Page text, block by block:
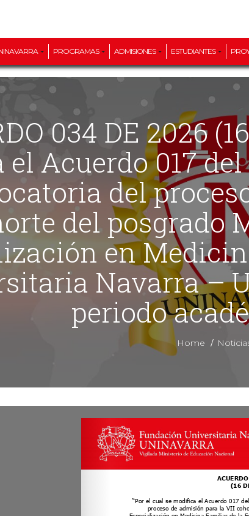
PROGRAMAS ADMISIONES ESTUDIANTES
Acuerdo 017
del
del posgrado
en
Navarra –
periodo
Home /